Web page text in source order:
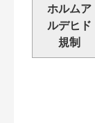
ホルムア
ルデヒド
規制